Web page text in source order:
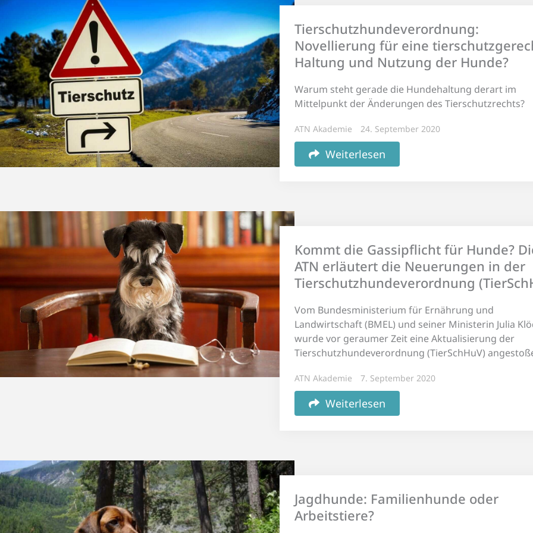
Tierschutzhundeverordnung:
Novellierung für eine
Haltung und Nutzung der Hunde?
Warum steht gerade die Hundehaltung derart im
Mittelpunkt der Änderungen des Tierschutzrechts?
ATN Akademie 24. September 2020
Weiterlesen
Kommt die Gassipflicht für Hunde?
ATN erläutert die Neuerungen in der
Tierschutzhundeverordnung
Vom Bundesministerium für Ernährung und
Landwirtschaft (BMEL) und seiner Ministerin Julia
wurde vor geraumer Zeit eine Aktualisierung der
Tierschutzhundeverordnung (TierSchHuV)
ATN Akademie 7. September 2020
Weiterlesen
Jagdhunde: Familienhunde oder
Arbeitstiere?